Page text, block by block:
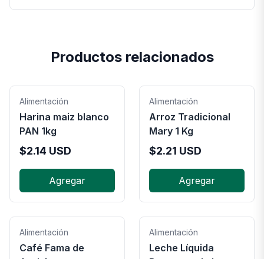
Productos relacionados
Alimentación
Harina maiz blanco
PAN 1kg
$2.14 USD
Agregar
Alimentación
Arroz Tradicional
Mary 1 Kg
$2.21 USD
Agregar
Alimentación
Café Fama de
Alimentación
Leche Líquida